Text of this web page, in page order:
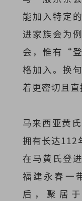
能加入特定
进家族会为
会，惟有“
格加入。换
着更密切且直
马来西亚黄
拥有长达112
在马黄氏登
福建永春一
后，聚居